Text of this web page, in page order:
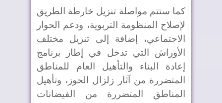
كما ستتم مواصلة تنزيل خارطة الطريق
لإصلاح المنظومة التربوية، ودعم الحوار
الاجتماعي، إضافة إلى تنزيل مختلف
الأوراش التي تدخل في إطار برنامج
إعادة البناء والتأهيل العام للمناطق
المتضررة من آثار زلزال الحوز، وتأهيل
المناطق المتضررة من الفيضانات